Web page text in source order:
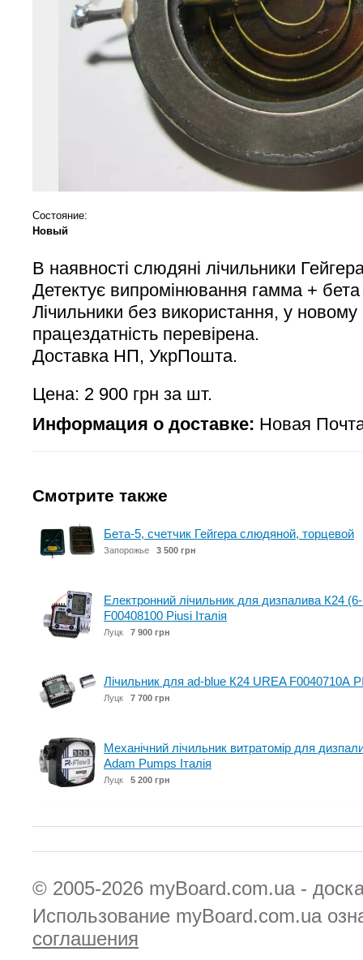
Состояние:
Новый
В наявності слюдяні лічильники
Детектує випромінювання гамма +
Лічильники без використання, у новому
працездатність перевірена.
Доставка НП, УкрПошта.
Цена: 2 900 грн за шт.
Информация о доставке: Новая
Смотрите также
Бета-5, счетчик Гейгера слюдяной, торцевой
Запорожье 3 500 грн
Електронний лічильник для дизпалива К24
F00408100 Piusi Італія
Луцк 7 900 грн
Лічильник для ad-blue К24 UREA F0040710А
Луцк 7 700 грн
Механічний лічильник витратомір для
Adam Pumps Італія
Луцк 5 200 грн
© 2005-2026 myBoard.com.ua -
Использование myBoard.com.ua
соглашения